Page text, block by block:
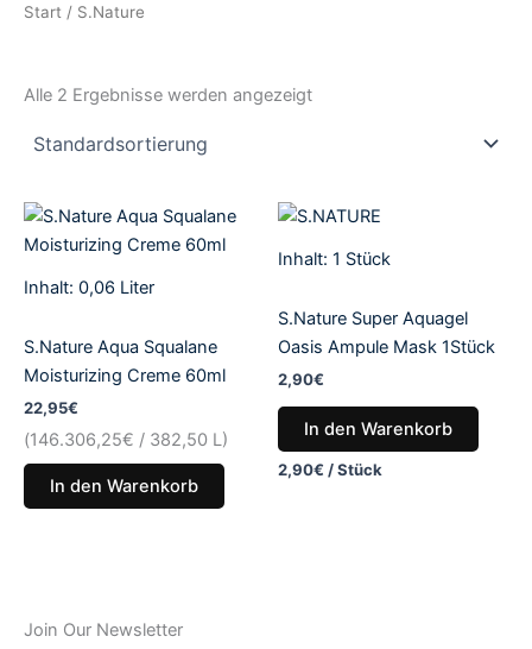
Start / S.Nature
Alle 2 Ergebnisse werden angezeigt
Inhalt: 0,06 Liter
S.Nature Aqua Squalane
Moisturizing Creme 60ml
22,95€
(146.306,25€ / 382,50 L)
In den Warenkorb
Inhalt: 1 Stück
S.Nature Super Aquagel
Oasis Ampule Mask 1Stück
2,90€
In den Warenkorb
2,90€ /Stück
Join Our Newsletter